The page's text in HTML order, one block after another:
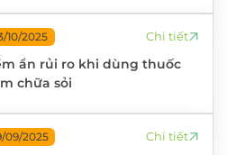
10/2025
ẩn rủi ro khi dùng thuốc
chữa sỏi
Chi tiết
09/2025 Chi tiết